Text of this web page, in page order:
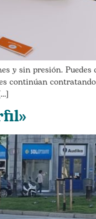
y sin presión. Puedes
continúan